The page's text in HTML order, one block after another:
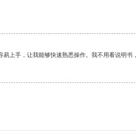
上手，让我能够快速熟悉操作。我不用看说明书